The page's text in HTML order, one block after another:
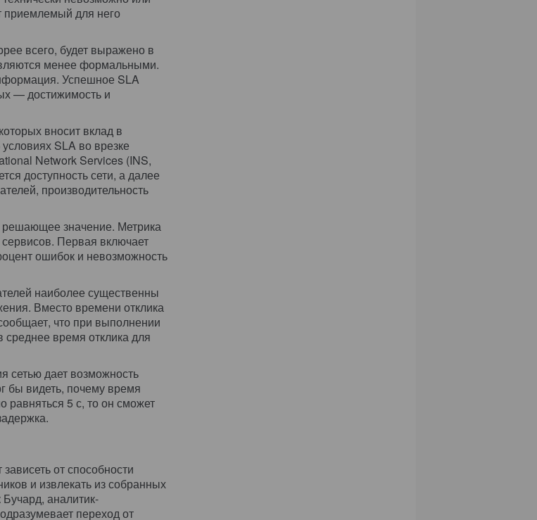
приемлемый для него
всего, будет выражено в
менее формальными.
Успешное SLA
— достижимость и
вносит вклад в
SLA во врезке
Network Services (INS,
доступность сети, а далее
производительность
значение. Метрика
Первая включает
ошибок и невозможность
наиболее существенны
Вместо времени отклика
что при выполнении
время отклика для
сетью дает возможность
бы видеть, почему время
равняться 5 с, то он сможет
от способности
и извлекать из собранных
аналитик-
переход от